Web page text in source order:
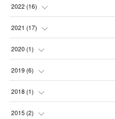
(5
(1
(
(2
(1
(
(
2022 (16)
(1
( )
(
(
2021 (17)
( )
( )
(
(
2020 (1)
( )
2019 (6)
( )
( )
2018 (1)
( )
2015 (2)